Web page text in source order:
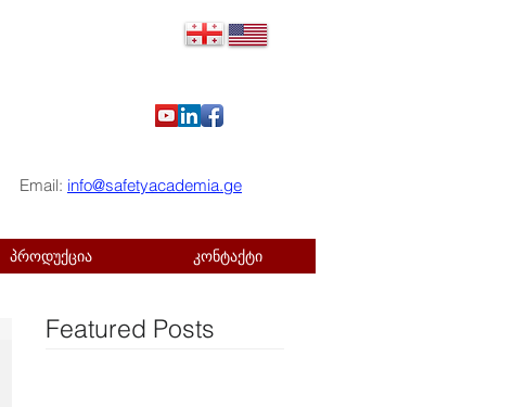
Email: info@safetyacademia.ge
პროდუქცია კონტაქტი
Featured Posts